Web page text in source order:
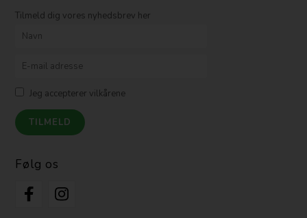
Tilmeld dig vores nyhedsbrev her
Jeg accepterer vilkårene
Følg os